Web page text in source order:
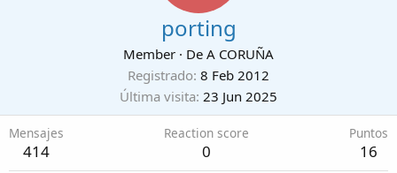
porting
Member · De A CORUÑA
Registrado 8 Feb 2012
Última visita 23 Jun 2025
Mensajes
414
Reaction score
0
Puntos
16